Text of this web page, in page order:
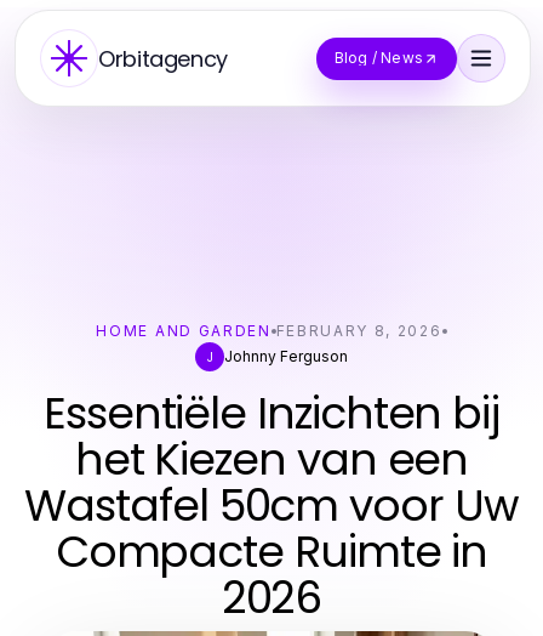
Orbitagency Blog / News
HOME AND GARDEN FEBRUARY 8, 2026
J
Johnny Ferguson
Essentiële Inzichten bij
het Kiezen van een
Wastafel 50cm voor Uw
Compacte Ruimte in
2026